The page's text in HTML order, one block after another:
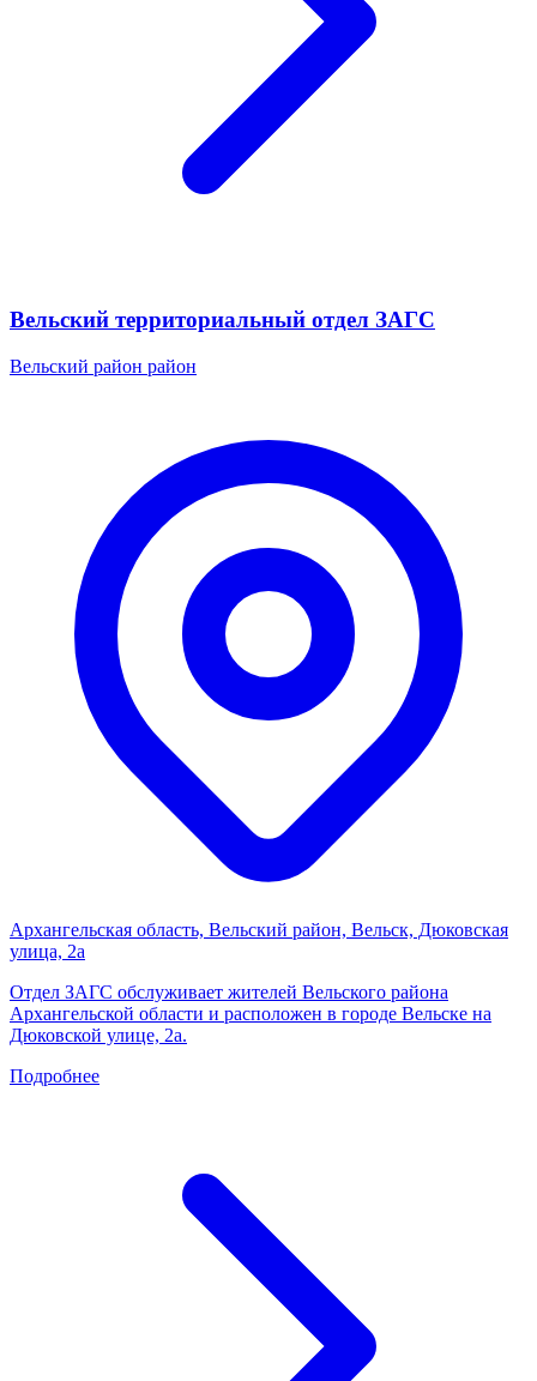
Вельский территориальный отдел ЗАГС
Вельский район район
Архангельская область, Вельский район, Вельск, Дюковская
улица, 2а
Отдел ЗАГС обслуживает жителей Вельского района
Архангельской области и расположен в городе Вельске на
Дюковской улице, 2а.
Подробнее